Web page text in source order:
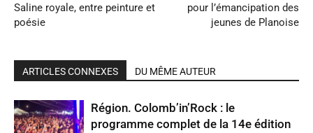
Saline royale, entre peinture et
poésie
pour l’émancipation des
jeunes de Planoise
ARTICLES CONNEXES DU MÊME AUTEUR
Région. Colomb’in’Rock : le
programme complet de la 14e édition